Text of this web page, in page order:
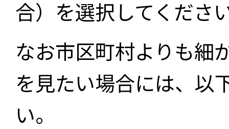
合）を選択してくださ
なお市区町村よりも細
を見たい場合には、以
い。